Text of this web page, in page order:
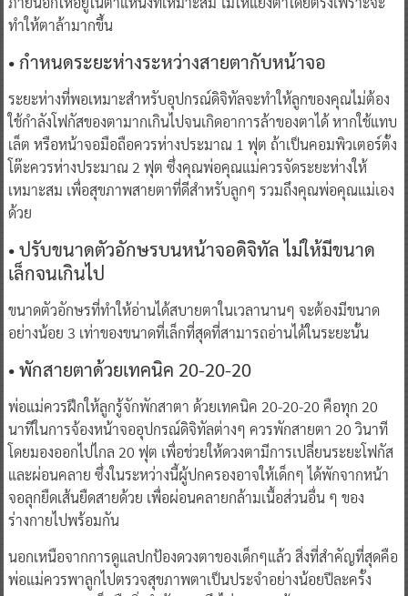
ทำให้ตาล้ามากขึ้น
• กำหนดระยะห่างระหว่างสายตากับหน้าจอ
ระยะห่างที่พอเหมาะสำหรับอุปกรณ์ดิจิทัลจะทำให้ลูกของคุณไม่ต้อง
ใช้กำลังโฟกัสของตามากเกินไปจนเกิดอาการล้าของตาได้ หากใช้แทบ
เล็ต หรือหน้าจอมือถือควรห่างประมาณ 1 ฟุต ถ้าเป็นคอมพิวเตอร์ตั้ง
โต๊ะควรห่างประมาณ 2 ฟุต ซึ่งคุณพ่อคุณแม่ควรจัดระยะห่างให้
เหมาะสม เพื่อสุขภาพสายตาที่ดีสำหรับลูกๆ รวมถึงคุณพ่อคุณแม่เอง
ด้วย
• ปรับขนาดตัวอักษรบนหน้าจอดิจิทัล ไม่ให้มีขนาด
เล็กจนเกินไป
ขนาดตัวอักษรที่ทำให้อ่านได้สบายตาในเวลานานๆ จะต้องมีขนาด
อย่างน้อย 3 เท่าของขนาดที่เล็กที่สุดที่สามารถอ่านได้ในระยะนั้น
• พักสายตาด้วยเทคนิค 20-20-20
พ่อแม่ควรฝึกให้ลูกรู้จักพักสาตา ด้วยเทคนิค 20-20-20 คือทุก 20
นาทีในการจ้องหน้าจออุปกรณ์ดิจิทัลต่างๆ ควรพักสายตา 20 วินาที
โดยมองออกไปไกล 20 ฟุต เพื่อช่วยให้ดวงตามีการเปลี่ยนระยะโฟกัส
และผ่อนคลาย ซึ่งในระหว่างนี้ผู้ปกครองอาจให้เด็กๆ ได้พักจากหน้า
จอลุกยืดเส้นยืดสายด้วย เพื่อผ่อนคลายกล้ามเนื้อส่วนอื่น ๆ ของ
ร่างกายไปพร้อมกัน
นอกเหนือจากการดูแลปกป้องดวงตาของเด็กๆแล้ว สิ่งที่สำคัญที่สุดคือ
พ่อแม่ควรพาลูกไปตรวจสุขภาพตาเป็นประจำอย่างน้อยปีละครั้ง